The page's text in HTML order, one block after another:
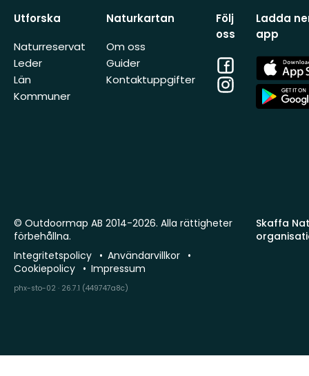
Utforska
Naturreservat
Leder
Län
Kommuner
Naturkartan
Om oss
Guider
Kontaktuppgifter
Följ
oss
Facebook
Instagram
Ladda
app
App
Store
App
Store
Skaffa
© Outdoormap AB 2014-2026. Alla rättigheter
förbehållna.
Integritetspolicy
Användarvillkor
Cookiepolicy
Impressum
phx-sto-02 · 26.7.1 (449747a8c)